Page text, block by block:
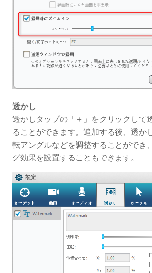
透かし
透かしタップの「＋」をクリックして
ることができます。追加する後、透か
転アングルなどを調整することができ
グ効果を設置することもできます。